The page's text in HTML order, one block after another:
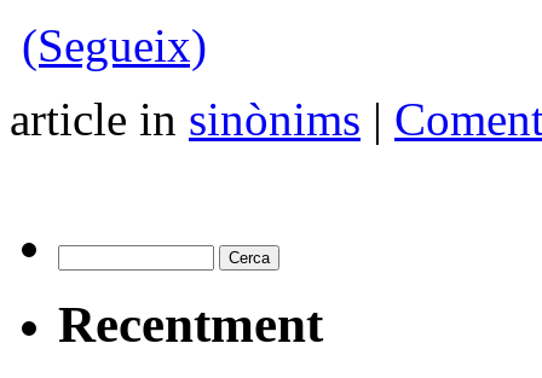
(Segueix)
article in sinònims |
Recentment